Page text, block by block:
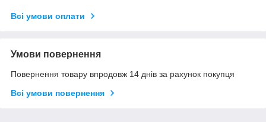
Всі умови оплати
Умови повернення
Повернення товару впродовж 14 днів за рахунок покупця
Всі умови повернення